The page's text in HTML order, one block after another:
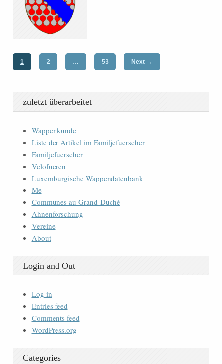
1 2 … 53 Next →
zuletzt überarbeitet
Wappenkunde
Liste der Artikel im Familjefuerscher
Familjefuerscher
Velofueren
Luxemburgische Wappendatenbank
Me
Communes au Grand-Duché
Ahnenforschung
Vereine
About
Login and Out
Log in
Entries feed
Comments feed
WordPress.org
Categories